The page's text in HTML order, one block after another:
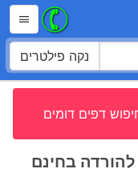
נקה פילטרים
דפים דומים
בחינם